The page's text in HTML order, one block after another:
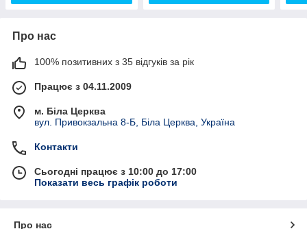
Про нас
100% позитивних з 35 відгуків за рік
Працює з 04.11.2009
м. Біла Церква
вул. Привокзальна 8-Б, Біла Церква, Україна
Контакти
Сьогодні працює з 10:00 до 17:00
Показати весь графік роботи
Про нас